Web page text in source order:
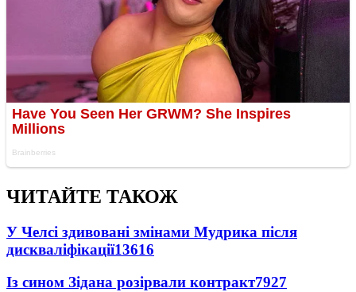
ЧИТАЙТЕ ТАКОЖ
У Челсі здивовані змінами Мудрика після
дискваліфікації13616
Із сином Зідана розірвали контракт7927